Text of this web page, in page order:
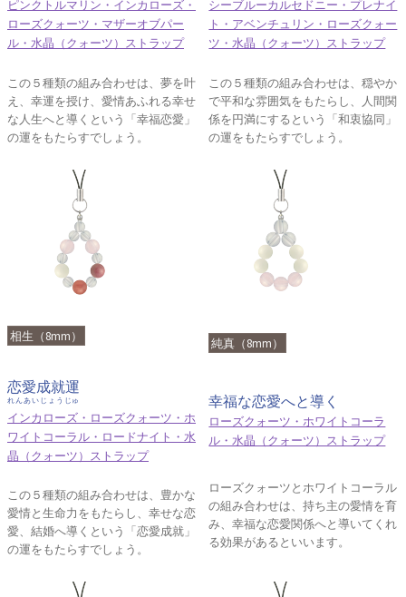
ピンクトルマリン・インカローズ・
ローズクォーツ・マザーオブパー
ル・水晶（クォーツ）ストラップ
この５種類の組み合わせは、夢を叶
え、幸運を授け、愛情あふれる幸せ
な人生へと導くという「幸福恋愛」
の運をもたらすでしょう。
シーブルーカルセドニー・プレナイ
ト・アベンチュリン・ローズクォー
ツ・水晶（クォーツ）ストラップ
この５種類の組み合わせは、穏やか
で平和な雰囲気をもたらし、人間関
係を円満にするという「和衷協同」
の運をもたらすでしょう。
相生（8mm）
恋愛成就運
れんあいじょうじゅ
インカローズ・ローズクォーツ・ホ
ワイトコーラル・ロードナイト・水
晶（クォーツ）ストラップ
この５種類の組み合わせは、豊かな
愛情と生命力をもたらし、幸せな恋
愛、結婚へ導くという「恋愛成就」
の運をもたらすでしょう。
純真（8mm）
幸福な恋愛へと導く
ローズクォーツ・ホワイトコーラ
ル・水晶（クォーツ）ストラップ
ローズクォーツとホワイトコーラル
の組み合わせは、持ち主の愛情を育
み、幸福な恋愛関係へと導いてくれ
る効果があるといいます。